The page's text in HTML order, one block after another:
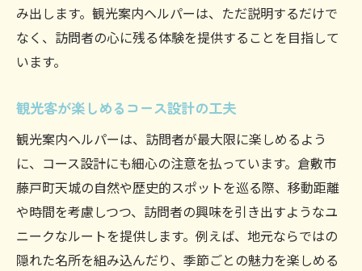
み出します。観光案内ヘルパーは、ただ説明するだけで
なく、訪問者の心に残る体験を提供することを目指して
います。
観光客が楽しめるコース設計の工夫
観光案内ヘルパーは、訪問者が最大限に楽しめるよう
に、コース設計にも細心の注意を払っています。倉敷市
藤戸町天城の自然や歴史的スポットを巡る際、移動距離
や時間を考慮しつつ、訪問者の興味を引き出すようなユ
ニークなルートを提供します。例えば、地元ならではの
隠れた名所を組み込んだり、季節ごとの魅力を楽しめる